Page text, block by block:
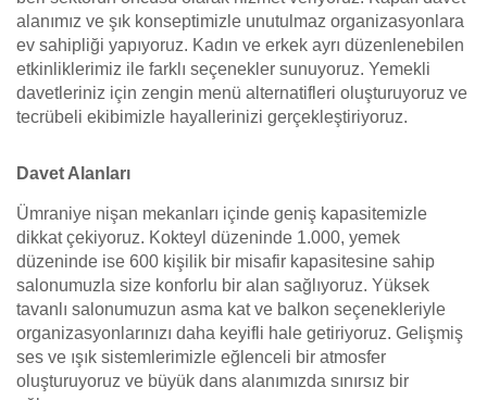
alanımız ve şık konseptimizle unutulmaz organizasyonlara
ev sahipliği yapıyoruz. Kadın ve erkek ayrı düzenlenebilen
etkinliklerimiz ile farklı seçenekler sunuyoruz. Yemekli
davetleriniz için zengin menü alternatifleri oluşturuyoruz ve
tecrübeli ekibimizle hayallerinizi gerçekleştiriyoruz.
Davet Alanları
Ümraniye nişan mekanları içinde geniş kapasitemizle
dikkat çekiyoruz. Kokteyl düzeninde 1.000, yemek
düzeninde ise 600 kişilik bir misafir kapasitesine sahip
salonumuzla size konforlu bir alan sağlıyoruz. Yüksek
tavanlı salonumuzun asma kat ve balkon seçenekleriyle
organizasyonlarınızı daha keyifli hale getiriyoruz. Gelişmiş
ses ve ışık sistemlerimizle eğlenceli bir atmosfer
oluşturuyoruz ve büyük dans alanımızda sınırsız bir